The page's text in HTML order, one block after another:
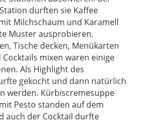
durften sie Kaffee
Milchschaum und Karamell
Muster ausprobieren.
Tische decken, Menükarten
mixen waren einige
Als Highlight des
gekocht und dann natürlich
werden. Kürbiscremesuppe
Pesto standen auf dem
auch der Cocktail durfte